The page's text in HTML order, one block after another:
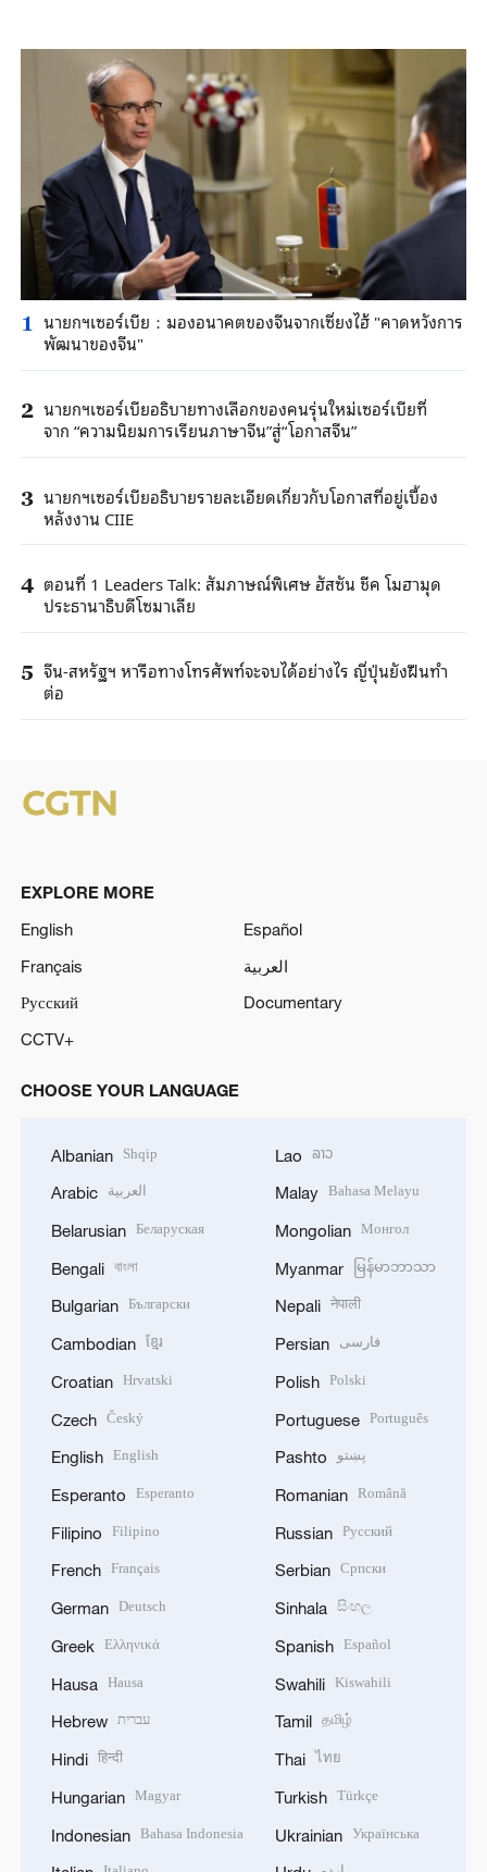
1 นายกฯเซอร์เบีย：มองอนาคตของจีนจากเซี่ยงไฮ้ "คาดหวังการ
พัฒนาของจีน"
2 นายกฯเซอร์เบียอธิบายทางเลือกของคนรุ่นใหม่เซอร์เบียที่
จาก “ความนิยมการเรียนภาษาจีน”สู่“โอกาสจีน”
3 นายกฯเซอร์เบียอธิบายรายละเอียดเกี่ยวกับโอกาสที่อยู่เบื้อง
หลังงาน CIIE
4 ตอนที่ 1 Leaders Talk: สัมภาษณ์พิเศษ ฮัสซัน ชีค โมฮามุด
ประธานาธิบดีโซมาเลีย
5 จีน-สหรัฐฯ หารือทางโทรศัพท์จะจบได้อย่างไร ญี่ปุ่นยังฝืนทำ
ต่อ
EXPLORE MORE
English
Español
Français
العربية
Русский
Documentary
CCTV+
CHOOSE YOUR LANGUAGE
Albanian Shqip
Arabic العربية
Belarusian Беларуская
Bengali বাংলা
Bulgarian Български
Cambodian ខ្មែរ
Croatian Hrvatski
Czech Český
English English
Esperanto Esperanto
Filipino Filipino
French Français
German Deutsch
Greek Ελληνικά
Hausa Hausa
Hebrew עברית
Hindi हिन्दी
Hungarian Magyar
Indonesian Bahasa Indonesia
Lao ລາວ
Malay Bahasa Melayu
Mongolian Монгол
Myanmar မြန်မာဘာသာ
Nepali नेपाली
Persian فارسی
Polish Polski
Portuguese Português
Pashto پښتو
Romanian Română
Russian Русский
Serbian Српски
Sinhala සිංහල
Spanish Español
Swahili Kiswahili
Tamil தமிழ்
Thai ไทย
Turkish Türkçe
Ukrainian Українська